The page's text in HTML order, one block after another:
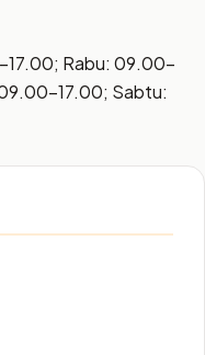
Rabu: 09.00–
Sabtu: